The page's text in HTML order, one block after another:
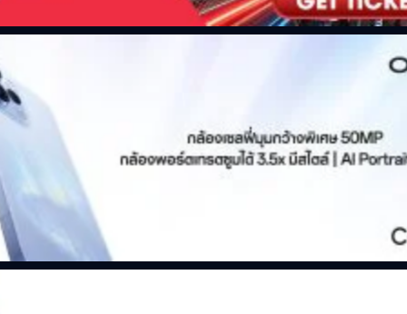
ซึ่งเป็นผลพวงมาจากไขสันหลังส่วนคอระดับสูงได้รับบาดเจ็บ
อธิบายให้เข้าใจง่าย ๆ ก็คือ ภาวะที่เส้นประสาทไขสันหลัง
บริเวณ 'ต้นคอส่วนบน' ส่วนที่อยู่ติดกับฐานกะโหลกศีรษะได้รับ
ความเสียหายอย่างรุนแรง ซึ่งการทดลองนี้จะนำร่องโดยมีผู้
ป่วยเข้าร่วมจำนวน 32 คน และคาดหวังว่าจะสามารถขยาย
ขอบเขตการทดลองให้ครอบคลุมผู้ป่วยกลุ่มอื่น ๆ เพิ่มเติมใน
อนาคต อย่างไรก็ดี ถ้าเทคโนโลยีนี้สามารถทำได้จริง และ
ประสบความสำเร็จ สิ่งนี้จะไม่ใช่แค่คืนอิสระและคืนชีวิตให้ผู้
ป่วยเพียงเท่านั้น แต่ยังเปรียบเสมือนแสงสว่างแห่งความหวังที่
สาดส่องไปถึงครอบครัวและคนรอบข้างที่รักพวกเขาอีกด้วย…